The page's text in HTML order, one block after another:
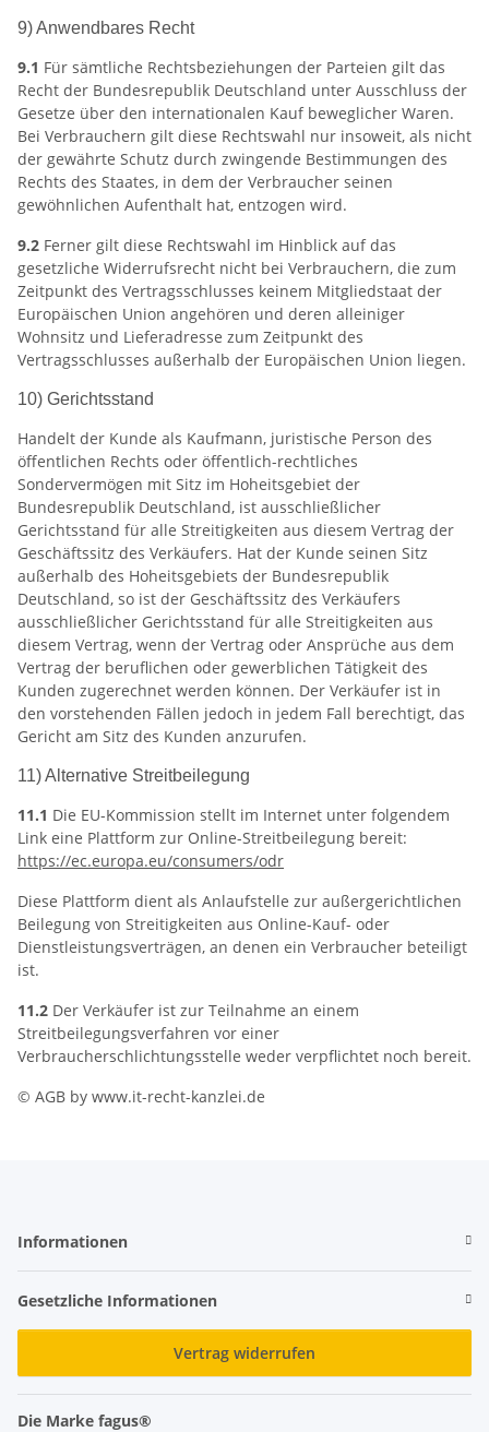
9) Anwendbares Recht
9.1 Für sämtliche Rechtsbeziehungen der Parteien gilt das
Recht der Bundesrepublik Deutschland unter Ausschluss der
Gesetze über den internationalen Kauf beweglicher Waren.
Bei Verbrauchern gilt diese Rechtswahl nur insoweit, als nicht
der gewährte Schutz durch zwingende Bestimmungen des
Rechts des Staates, in dem der Verbraucher seinen
gewöhnlichen Aufenthalt hat, entzogen wird.
9.2 Ferner gilt diese Rechtswahl im Hinblick auf das
gesetzliche Widerrufsrecht nicht bei Verbrauchern, die zum
Zeitpunkt des Vertragsschlusses keinem Mitgliedstaat der
Europäischen Union angehören und deren alleiniger
Wohnsitz und Lieferadresse zum Zeitpunkt des
Vertragsschlusses außerhalb der Europäischen Union liegen.
10) Gerichtsstand
Handelt der Kunde als Kaufmann, juristische Person des
öffentlichen Rechts oder öffentlich-rechtliches
Sondervermögen mit Sitz im Hoheitsgebiet der
Bundesrepublik Deutschland, ist ausschließlicher
Gerichtsstand für alle Streitigkeiten aus diesem Vertrag der
Geschäftssitz des Verkäufers. Hat der Kunde seinen Sitz
außerhalb des Hoheitsgebiets der Bundesrepublik
Deutschland, so ist der Geschäftssitz des Verkäufers
ausschließlicher Gerichtsstand für alle Streitigkeiten aus
diesem Vertrag, wenn der Vertrag oder Ansprüche aus dem
Vertrag der beruflichen oder gewerblichen Tätigkeit des
Kunden zugerechnet werden können. Der Verkäufer ist in
den vorstehenden Fällen jedoch in jedem Fall berechtigt, das
Gericht am Sitz des Kunden anzurufen.
11) Alternative Streitbeilegung
11.1 Die EU-Kommission stellt im Internet unter folgendem
Link eine Plattform zur Online-Streitbeilegung bereit:
https://ec.europa.eu/consumers/odr
Diese Plattform dient als Anlaufstelle zur außergerichtlichen
Beilegung von Streitigkeiten aus Online-Kauf- oder
Dienstleistungsverträgen, an denen ein Verbraucher beteiligt
ist.
11.2 Der Verkäufer ist zur Teilnahme an einem
Streitbeilegungsverfahren vor einer
Verbraucherschlichtungsstelle weder verpflichtet noch bereit.
© AGB by www.it-recht-kanzlei.de
Informationen
Gesetzliche Informationen
Vertrag widerrufen
Die Marke fagus®